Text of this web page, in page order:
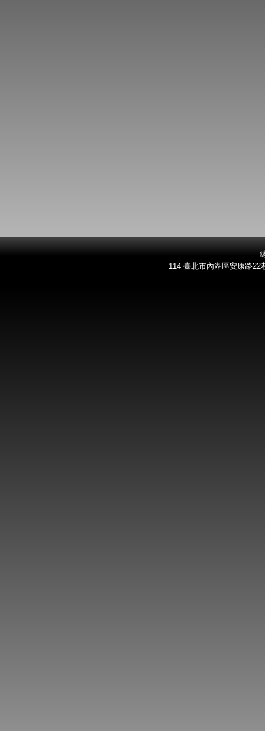
114 臺北市內湖區安康路22